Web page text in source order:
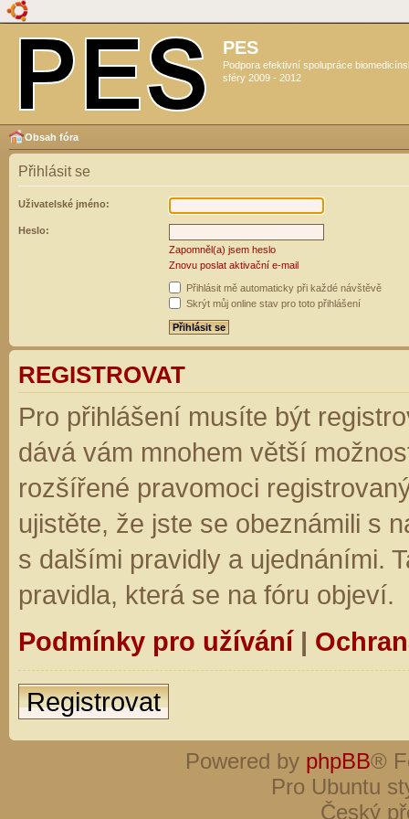
PES
Podpora efektivní spolupráce
sféry 2009 - 2012
Obsah fóra
Přihlásit se
Uživatelské jméno:
Heslo:
Zapomněl(a) jsem heslo
Znovu poslat aktivační e-mail
Přihlásit mě automaticky při každé návštěvě
Skrýt můj online stav pro toto přihlášení
REGISTROVAT
Pro přihlášení musíte být
dává vám mnohem větší
rozšířené pravomoci
ujistěte, že jste se obeznámili s
s dalšími pravidly a ujednáními.
pravidla, která se na fóru objeví.
Podmínky pro užívání|
Registrovat
Powered by phpBB®
Pro Ubuntu
Český